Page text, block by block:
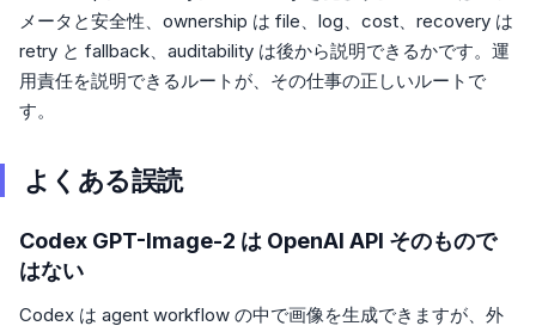
メータと安全性、ownership は file、log、cost、recovery は
retry と fallback、auditability は後から説明できるかです。運
用責任を説明できるルートが、その仕事の正しいルートで
す。
よくある誤読
Codex GPT-Image-2 は OpenAI API そのもので
はない
Codex は agent workflow の中で画像を生成できますが、外